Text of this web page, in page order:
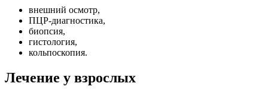
внешний осмотр,
ПЦР-диагностика,
биопсия,
гистология,
кольпоскопия.
Лечение у взрослых